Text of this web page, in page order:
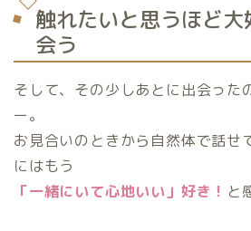
触れたいと思うほど大
会う
そして、その少しあとに出会った
ー。
お見合いのときから自然体で話せ
にはもう
「一緒にいて心地いい」好き！ と